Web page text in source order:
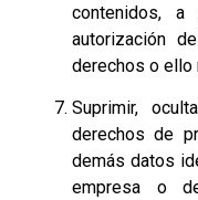
contenidos,
autorización
derechos o ello
Suprimir,
derechos de
demás datos
empresa o